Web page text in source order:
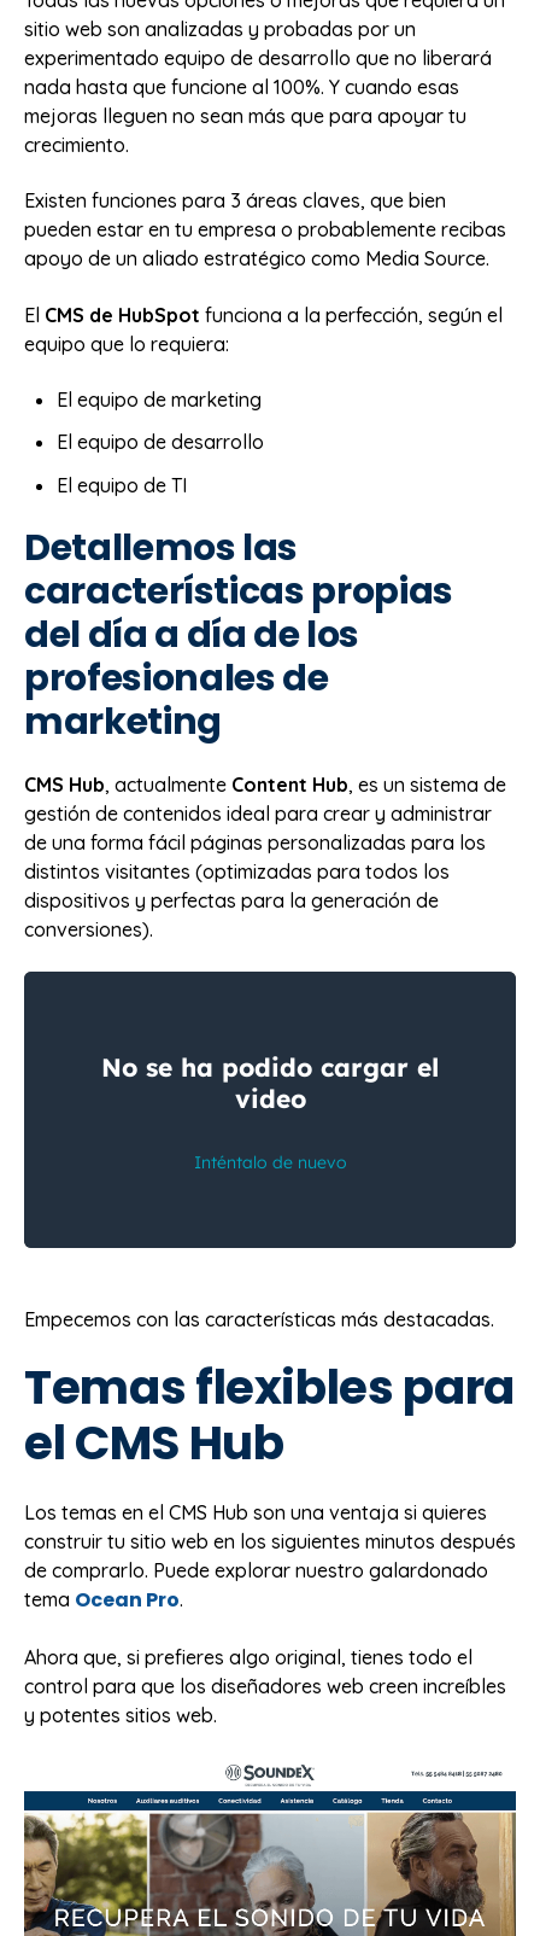
sitio web son analizadas y probadas por un
experimentado equipo de desarrollo que no liberará
nada hasta que funcione al 100%. Y cuando esas
mejoras lleguen no sean más que para apoyar tu
crecimiento.
Existen funciones para 3 áreas claves, que bien
pueden estar en tu empresa o probablemente recibas
apoyo de un aliado estratégico como Media Source.
El CMS de HubSpot funciona a la perfección, según el
equipo que lo requiera:
El equipo de marketing
El equipo de desarrollo
El equipo de TI
Detallemos las
características propias
del día a día de los
profesionales de
marketing
CMS Hub, actualmente Content Hub, es un sistema de
gestión de contenidos ideal para crear y administrar
de una forma fácil páginas personalizadas para los
distintos visitantes (optimizadas para todos los
dispositivos y perfectas para la generación de
conversiones).
Empecemos con las características más destacadas.
Temas flexibles para
el CMS Hub
Los temas en el CMS Hub son una ventaja si quieres
construir tu sitio web en los siguientes minutos después
de comprarlo. Puede explorar nuestro galardonado
tema Ocean Pro.
Ahora que, si prefieres algo original, tienes todo el
control para que los diseñadores web creen increíbles
y potentes sitios web.